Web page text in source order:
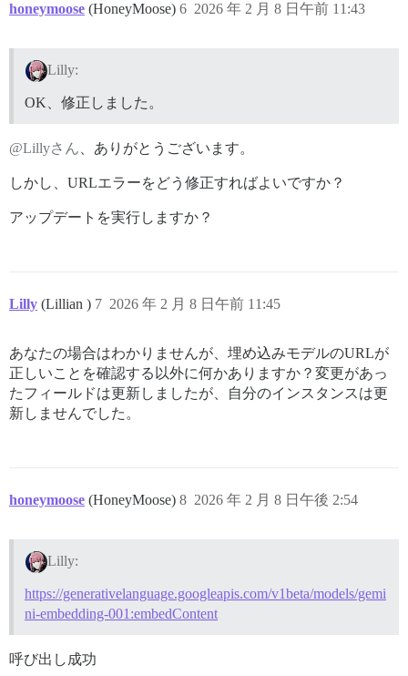
honeymoose (HoneyMoose) 2026 年 2 月 8 日午前 11:43
6
Lilly:
OK、修正しました。
@Lillyさん 、ありがとうございます。
しかし、URLエラーをどう修正すればよいですか？
アップデートを実行しますか？
Lilly (Lillian ) 2026 年 2 月 8 日午前 11:45
7
あなたの場合はわかりませんが、埋め込みモデルのURLが
正しいことを確認する以外に何かありますか？変更があっ
たフィールドは更新しましたが、自分のインスタンスは更
新しませんでした。
honeymoose (HoneyMoose) 2026 年 2 月 8 日午後 2:54
8
Lilly:
https://generativelanguage.googleapis.com/v1beta/models/gemi
ni-embedding-001:embedContent
呼び出し成功